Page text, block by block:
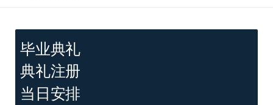
毕业典礼
典礼注册
当日安排